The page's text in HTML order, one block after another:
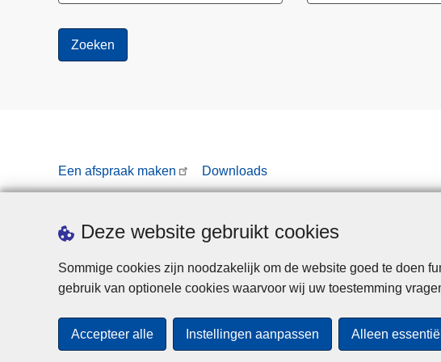
Deze website gebruikt cookies
Sommige cookies zijn noodzakelijk om de website goed te doen
gebruik van optionele cookies waarvoor wij uw toestemming
Accepteer alle Instellingen aanpassen Alleen
Een afspraak maken Downloads